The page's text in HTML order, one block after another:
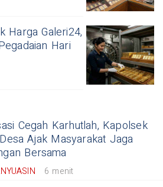
Harga Galeri24,
Hari
Cegah Karhutlah, Kapolsek
Ajak Masyarakat Jaga
Bersama
6 menit